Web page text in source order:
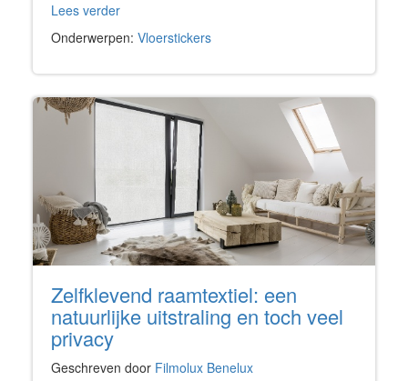
Lees verder
Onderwerpen: Vloerstickers
Zelfklevend raamtextiel: een
natuurlijke uitstraling en toch veel
privacy
Geschreven door Filmolux Benelux